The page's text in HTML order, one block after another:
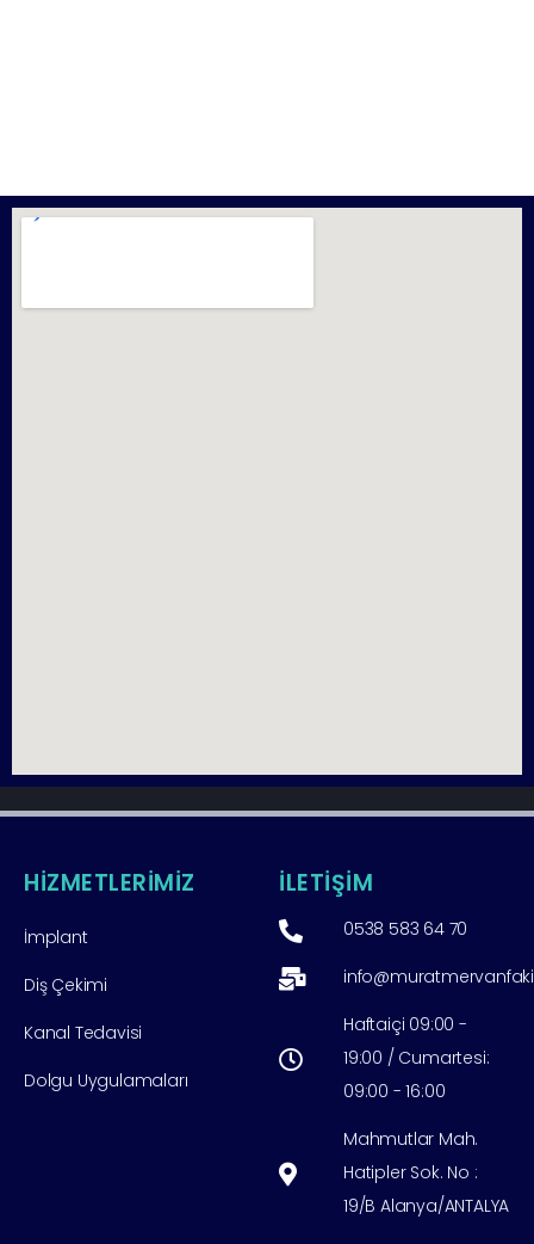
HİZMETLERİMİZ
İmplant
Diş Çekimi
Kanal Tedavisi
Dolgu Uygulamaları
İLETİŞİM
0538 583 64 70
Haftaiçi 09:00 -
19:00 / Cumartesi:
09:00 - 16:00
Mahmutlar Mah.
Hatipler Sok. No :
19/B Alanya/ANTALYA